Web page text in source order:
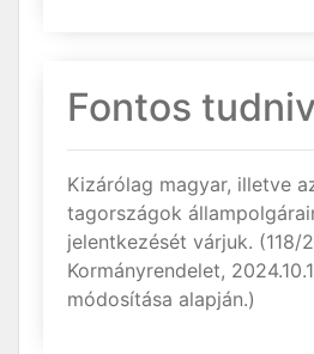
Fontos
Kizárólag magyar, illetve
tagországok
jelentkezését várjuk. (118/
Kormányrendelet,
módosítása alapján.)